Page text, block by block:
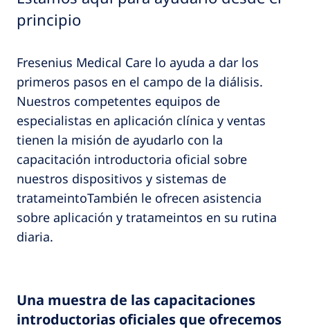
principio
Fresenius Medical Care lo ayuda a dar los
primeros pasos en el campo de la diálisis.
Nuestros competentes equipos de
especialistas en aplicación clínica y ventas
tienen la misión de ayudarlo con la
capacitación introductoria oficial sobre
nuestros dispositivos y sistemas de
tratameintoTambién le ofrecen asistencia
sobre aplicación y tratameintos en su rutina
diaria.
Una muestra de las capacitaciones
introductorias oficiales que ofrecemos